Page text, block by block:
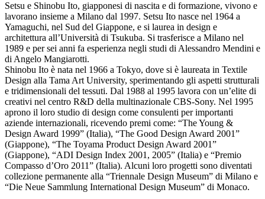
Setsu e Shinobu Ito, giapponesi di nascita e di formazione, vivono e
lavorano insieme a Milano dal 1997. Setsu Ito nasce nel 1964 a
Yamaguchi, nel Sud del Giappone, e si laurea in design e
architettura all’Università di Tsukuba. Si trasferisce a Milano nel
1989 e per sei anni fa esperienza negli studi di Alessandro Mendini e
di Angelo Mangiarotti.
Shinobu Ito è nata nel 1966 a Tokyo, dove si è laureata in Textile
Design alla Tama Art University, sperimentando gli aspetti strutturali
e tridimensionali del tessuti. Dal 1988 al 1995 lavora con un’elite di
creativi nel centro R&D della multinazionale CBS-Sony. Nel 1995
aprono il loro studio di design come consulenti per importanti
aziende internazionali, ricevendo premi come: “The Young &
Design Award 1999” (Italia), “The Good Design Award 2001”
(Giappone), “The Toyama Product Design Award 2001”
(Giappone), “ADI Design Index 2001, 2005” (Italia) e “Premio
Compasso d’Oro 2011” (Italia). Alcuni loro progetti sono diventati
collezione permanente alla “Triennale Design Museum” di Milano e
“Die Neue Sammlung International Design Museum” di Monaco.